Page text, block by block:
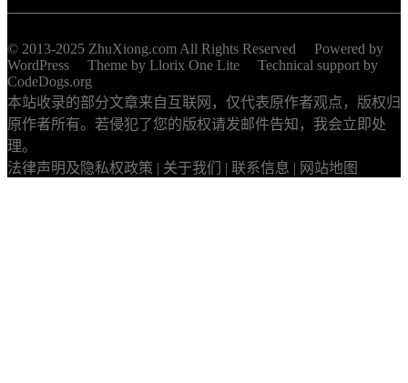
© 2013-2025 ZhuXiong.com All Rights Reserved Powered by
WordPress Theme by Llorix One Lite Technical support by
CodeDogs.org
本站收录的部分文章来自互联网，仅代表原作者观点，版权归
原作者所有。若侵犯了您的版权请发邮件告知，我会立即处
理。
法律声明及隐私权政策 | 关于我们 | 联系信息 | 网站地图